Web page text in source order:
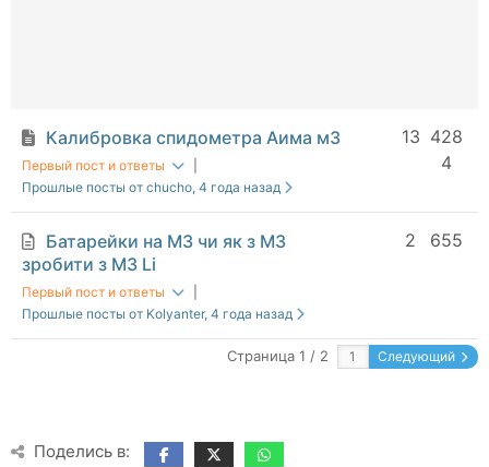
Калибровка спидометра Аима м3
Первый пост и ответы
Прошлые посты от chucho, 4 года назад
428
4
13
Батарейки на M3 чи як з М3
зробити з M3 Li
Первый пост и ответы
Прошлые посты от Kolyanter, 4 года назад
655
2
Страница 1 / 2 Следующий
Поделись в: